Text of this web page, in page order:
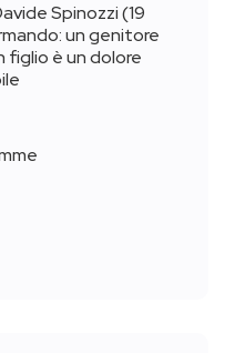
Spinozzi (19
un genitore
figlio è un dolore